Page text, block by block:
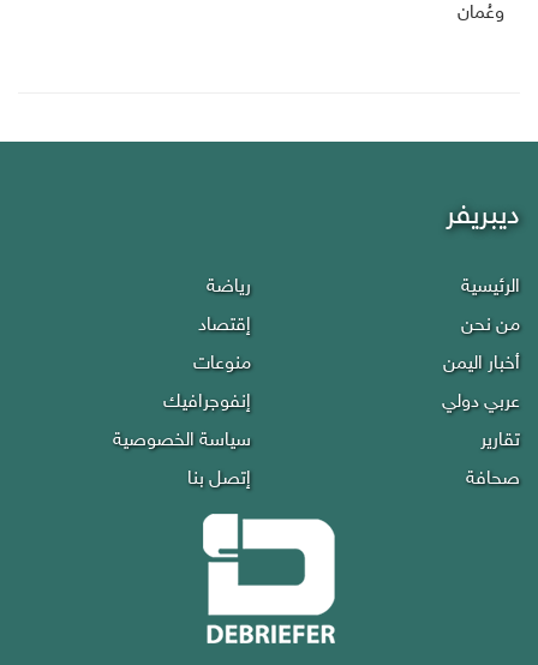
وعُمان
ديبريفر
الرئيسية
من نحن
أخبار اليمن
عربي دولي
تقارير
صحافة
رياضة
إقتصاد
منوعات
إنفوجرافيك
سياسة الخصوصية
إتصل بنا